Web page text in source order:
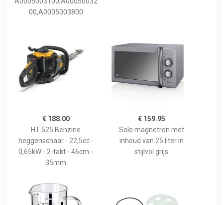
00,A0005003800
€ 188.00
HT 525 Benzine
heggenschaar - 22,5cc -
0,65kW - 2-takt - 46cm -
35mm
€ 159.95
Solo magnetron met
inhoud van 25 liter in
stijlvol grijs